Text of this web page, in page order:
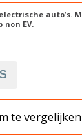
auto’s.
non EV.
te vergelijken